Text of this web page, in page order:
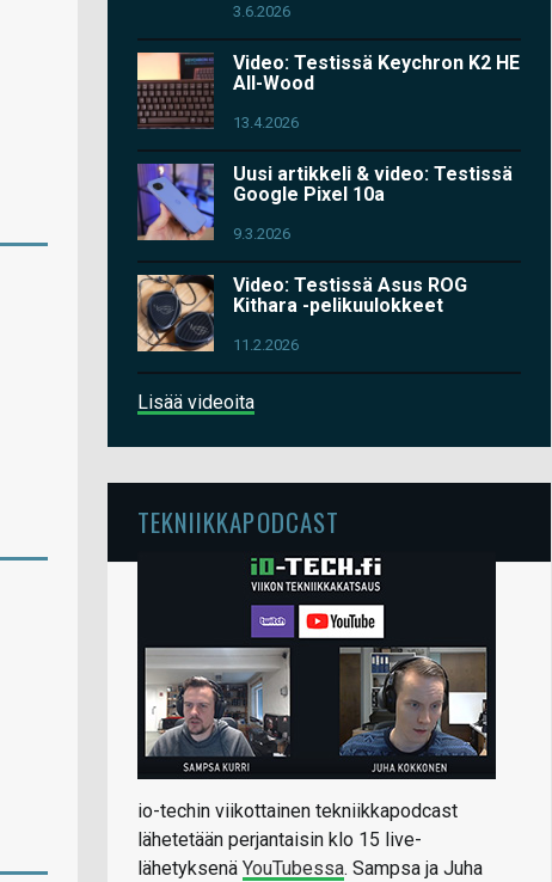
3.6.2026
Video: Testissä Keychron K2 HE
All-Wood
13.4.2026
Uusi artikkeli & video: Testissä
Google Pixel 10a
9.3.2026
Video: Testissä Asus ROG
Kithara -pelikuulokkeet
11.2.2026
Lisää videoita
TEKNIIKKAPODCAST
io-techin viikottainen tekniikkapodcast
lähetetään perjantaisin klo 15 live-
lähetyksenä YouTubessa. Sampsa ja Juha